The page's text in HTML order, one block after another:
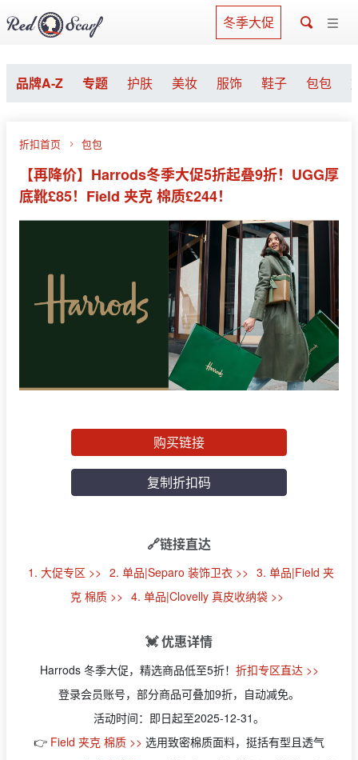
冬季大促
品牌A-Z 专题 护肤 美妆 服饰 鞋子 包包
折扣首页 包包
【再降价】Harrods冬季大促5折起叠9折！UGG厚
底靴£85！Field 夹克 棉质£244！
购买链接
复制折扣码
🔗链接直达
1. 大促专区 >> 2. 单品|Separo 装饰卫衣 >> 3. 单品|Field 夹
克 棉质 >> 4. 单品|Clovelly 真皮收纳袋 >>
💓 优惠详情
Harrods 冬季大促，精选商品低至5折！ 折扣专区直达 >>
登录会员账号，部分商品可叠加9折，自动减免。
活动时间：即日起至2025-12-31。
👉 Field 夹克 棉质 >> 选用致密棉质面料，挺括有型且透气